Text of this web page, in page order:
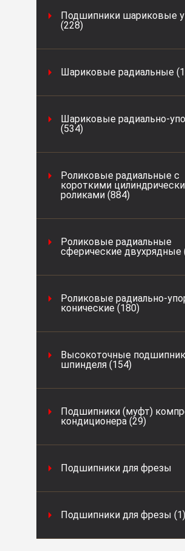
Подшипники шариковые
(228)
Шариковые радиальные
Шариковые радиально-
(534)
Роликовые радиальные с
короткими
роликами (884)
Роликовые радиальные
сферические двухрядные
Роликовые радиально-
конические (180)
Высокоточные
шпинделя (154)
Подшипники (муфт)
кондиционера (29)
Подшипники для фрезы
Подшипники для фрезы (1)